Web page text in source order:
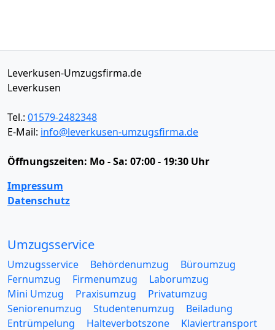
Leverkusen-Umzugsfirma.de
Leverkusen
Tel.: 01579-2482348
E-Mail: info@leverkusen-umzugsfirma.de
Öffnungszeiten: Mo - Sa: 07:00 - 19:30 Uhr
Impressum
Datenschutz
Umzugsservice
Umzugsservice Behördenumzug
Büroumzug
Fernumzug
Firmenumzug
Laborumzug
Mini Umzug
Praxisumzug
Privatumzug
Seniorenumzug
Studentenumzug
Beiladung
Entrümpelung
Halteverbotszone
Klaviertransport